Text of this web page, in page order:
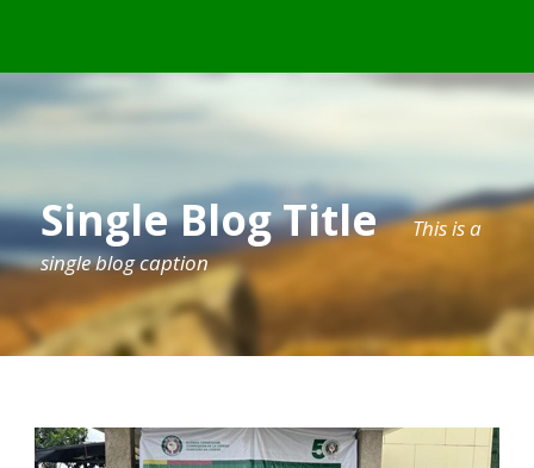
Single Blog Title
This is a
single blog caption